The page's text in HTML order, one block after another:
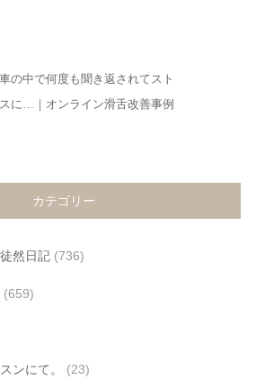
の中で何度も聞き返されてスト
に…｜オンライン滑舌改善事例
カテゴリー
然日記 (736)
(659)
ンにて。 (23)